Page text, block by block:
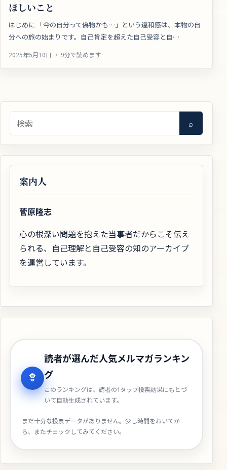
ほしいこと
はじめに 「今の自分って偽物かも…」という違和感は、本物の自
分への旅の始まりです。自己肯定を超えた自己受容と自…
2025年5月10日 ・ 9分で読めます
検索 ⌕
案内人
菅原隆志
心の根深い問題を抱えた当事者だからこそ伝え
られる、自己理解と自己受容の知のアーカイブ
を運営しています。
読者が選んだ人気メルマガランキン
グ
このランキングは、読者の1タップ投票結果にもとづ
いて自動生成されています。
まだ十分な投票データがありません。少し時間をおいてか
ら、またチェックしてみてください。